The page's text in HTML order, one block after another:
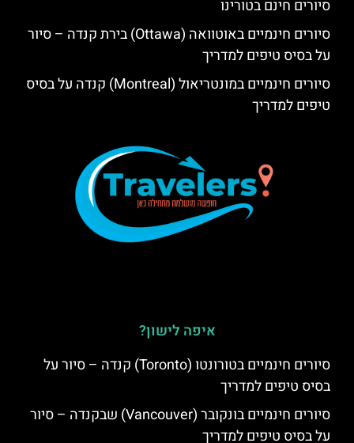
סיורים חינם בטורינו
סיורים חינמיים באוטוואה (Ottawa) בירת קנדה – סיור
על בסיס טיפים למדריך
סיורים חינמיים במונטריאול (Montreal) קנדה על בסיס
טיפים למדריך
איפה לישון?
סיורים חינמיים בטורונטו (Toronto) קנדה – סיור על
בסיס טיפים למדריך
סיורים חינמיים בונקובר (Vancouver) שבקנדה – סיור
על בסיס טיפים למדריך